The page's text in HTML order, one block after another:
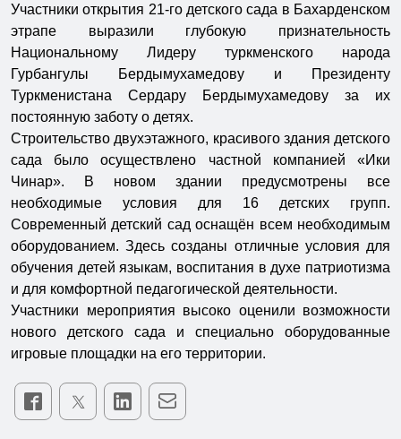
Участники открытия 21-го детского сада в Бахарденском
этрапе выразили глубокую признательность
Национальному Лидеру туркменского народа
Гурбангулы Бердымухамедову и Президенту
Туркменистана Сердару Бердымухамедову за их
постоянную заботу о детях.
Строительство двухэтажного, красивого здания детского
сада было осуществлено частной компанией «Ики
Чинар». В новом здании предусмотрены все
необходимые условия для 16 детских групп.
Современный детский сад оснащён всем необходимым
оборудованием. Здесь созданы отличные условия для
обучения детей языкам, воспитания в духе патриотизма
и для комфортной педагогической деятельности.
Участники мероприятия высоко оценили возможности
нового детского сада и специально оборудованные
игровые площадки на его территории.